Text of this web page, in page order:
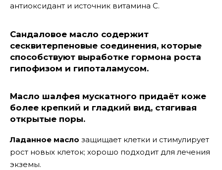
антиоксидант и источник витамина C.
Сандаловое масло содержит
сесквитерпеновые соединения, которые
способствуют выработке гормона роста
гипофизом и гипоталамусом.
Масло шалфея мускатного придаёт коже
более крепкий и гладкий вид, стягивая
открытые поры.
Ладанное масло защищает клетки и стимулирует
рост новых клеток; хорошо подходит для лечения
экземы.